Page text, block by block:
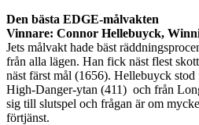
Den bästa EDGE-målvakten
Vinnare: Connor Hellebuyck,
Jets målvakt hade bäst
från alla lägen. Han fick näst flest
näst färst mål (1656). Hellebuyck
High-Danger-ytan (411) och från
sig till slutspel och frågan är om
förtjänst.